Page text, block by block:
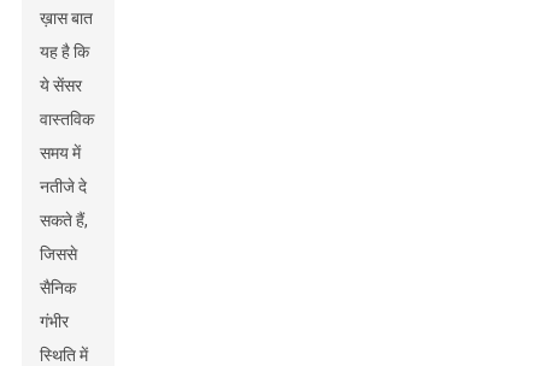
ख़ास बात
यह है कि
ये सेंसर
वास्तविक
समय में
नतीजे दे
सकते हैं,
जिससे
सैनिक
गंभीर
स्थिति में